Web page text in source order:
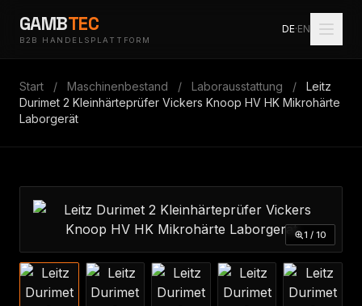
GAMBTEC
B2B HANDELSPLATTFORM
DE·EN
Start / Maschinenbestand / Laborausstattung /
Leitz
Durimet 2 Kleinhärteprüfer Vickers Knoop HV HK Mikrohärte
Laborgerät
1 / 10